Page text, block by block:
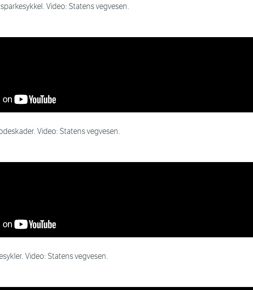
Video: Statens vegvesen.
Video: Statens vegvesen.
Video: Statens vegvesen.